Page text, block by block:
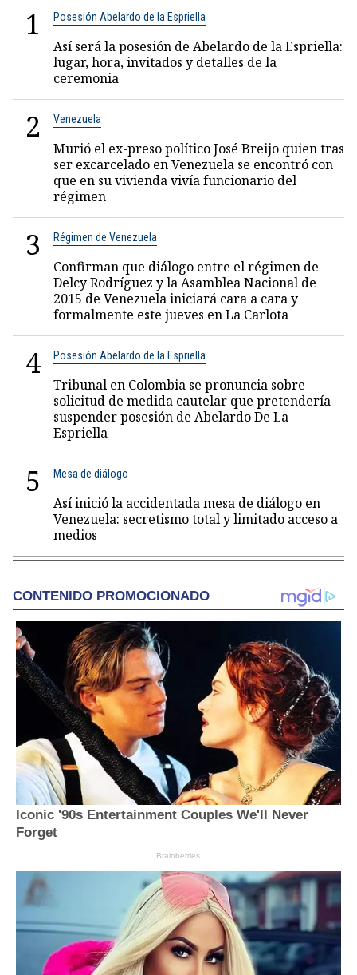
1 Posesión Abelardo de la Espriella
Así será la posesión de Abelardo de la Espriella:
lugar, hora, invitados y detalles de la
ceremonia
2 Venezuela
Murió el ex-preso político José Breijo quien tras
ser excarcelado en Venezuela se encontró con
que en su vivienda vivía funcionario del
régimen
3 Régimen de Venezuela
Confirman que diálogo entre el régimen de
Delcy Rodríguez y la Asamblea Nacional de
2015 de Venezuela iniciará cara a cara y
formalmente este jueves en La Carlota
4 Posesión Abelardo de la Espriella
Tribunal en Colombia se pronuncia sobre
solicitud de medida cautelar que pretendería
suspender posesión de Abelardo De La
Espriella
5 Mesa de diálogo
Así inició la accidentada mesa de diálogo en
Venezuela: secretismo total y limitado acceso a
medios